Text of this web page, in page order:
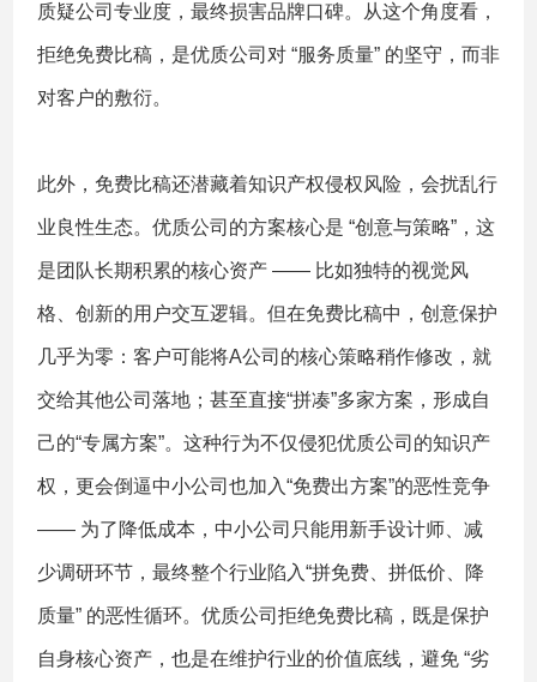
质疑公司专业度，最终损害品牌口碑。从这个角度看，
拒绝免费比稿，是优质公司对 “服务质量” 的坚守，而非
对客户的敷衍。
此外，免费比稿还潜藏着知识产权侵权风险，会扰乱行
业良性生态。优质公司的方案核心是 “创意与策略”，这
是团队长期积累的核心资产 —— 比如独特的视觉风
格、创新的用户交互逻辑。但在免费比稿中，创意保护
几乎为零：客户可能将A公司的核心策略稍作修改，就
交给其他公司落地；甚至直接“拼凑”多家方案，形成自
己的“专属方案”。这种行为不仅侵犯优质公司的知识产
权，更会倒逼中小公司也加入“免费出方案”的恶性竞争
—— 为了降低成本，中小公司只能用新手设计师、减
少调研环节，最终整个行业陷入“拼免费、拼低价、降
质量” 的恶性循环。优质公司拒绝免费比稿，既是保护
自身核心资产，也是在维护行业的价值底线，避免 “劣